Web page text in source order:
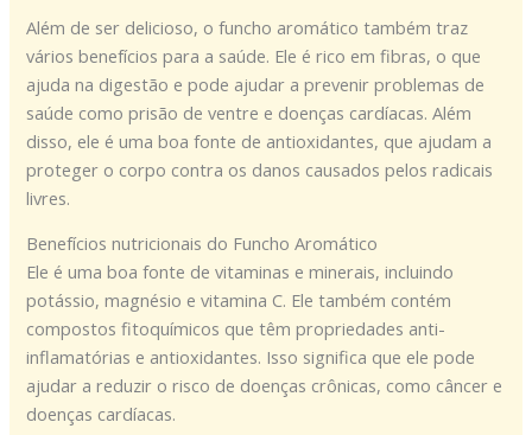
Além de ser delicioso, o funcho aromático também traz
vários benefícios para a saúde. Ele é rico em fibras, o que
ajuda na digestão e pode ajudar a prevenir problemas de
saúde como prisão de ventre e doenças cardíacas. Além
disso, ele é uma boa fonte de antioxidantes, que ajudam a
proteger o corpo contra os danos causados pelos radicais
livres.
Benefícios nutricionais do Funcho Aromático
Ele é uma boa fonte de vitaminas e minerais, incluindo
potássio, magnésio e vitamina C. Ele também contém
compostos fitoquímicos que têm propriedades anti-
inflamatórias e antioxidantes. Isso significa que ele pode
ajudar a reduzir o risco de doenças crônicas, como câncer e
doenças cardíacas.